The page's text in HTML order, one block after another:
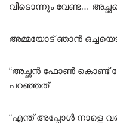
വീടൊന്നും വേണ്ട…
അമ്മയോട് ഞാൻ
“അച്ഛൻ ഫോൺ കൊണ്ട്
പറഞ്ഞത്
“എന്ത് അപ്പോൾ നാളെ